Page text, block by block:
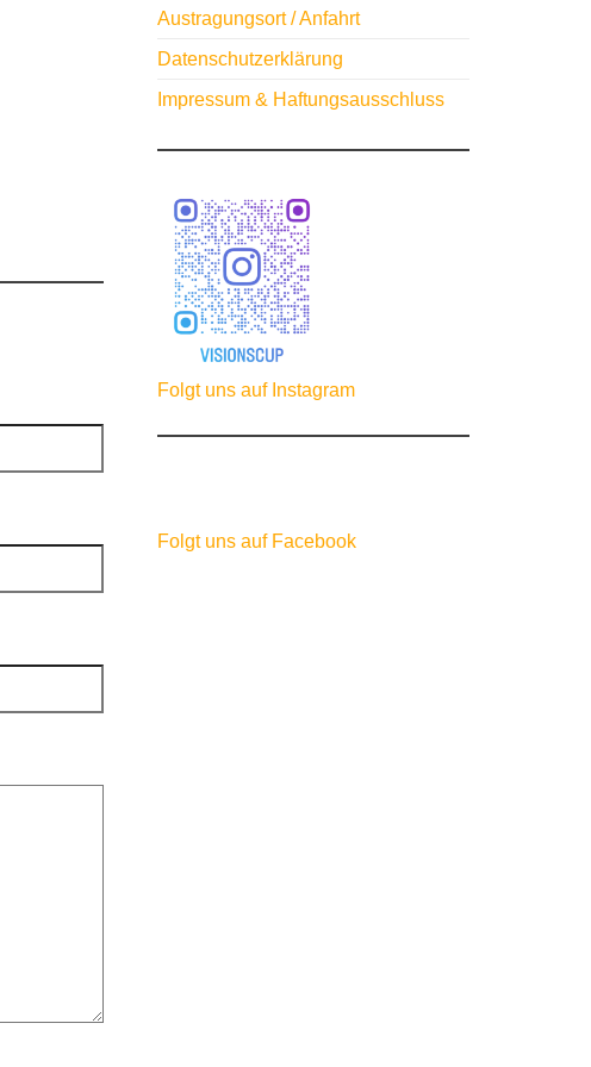
Austragungsort / Anfahrt
Datenschutzerklärung
Impressum & Haftungsausschluss
Folgt uns auf Instagram
Folgt uns auf Facebook